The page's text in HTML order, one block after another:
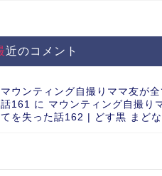
最近のコメント
マウンティング自撮りママ友が
話161 に マウンティング自撮り
てを失った話162 | どす黒 まどな